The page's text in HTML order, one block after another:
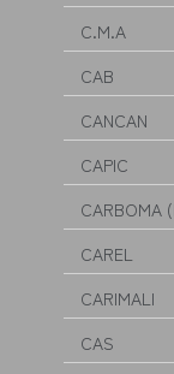
C.M.A
CAB
CANCAN
CAPIC
CARBOMA
CAREL
CARIMALI
CAS